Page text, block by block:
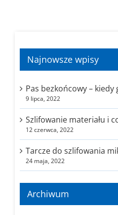
Najnowsze wpisy
Pas bezkońcowy –
9 lipca, 2022
Szlifowanie materiału i
12 czerwca, 2022
Tarcze do szlifowania
24 maja, 2022
Archiwum